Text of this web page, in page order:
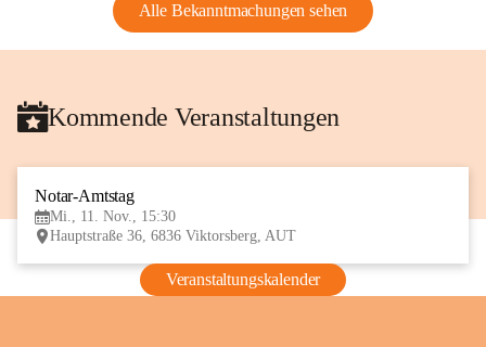
Alle Bekanntmachungen sehen
Kommende Veranstaltungen
Notar-Amtstag
Mi., 11. Nov., 15:30
Hauptstraße 36, 6836 Viktorsberg, AUT
Veranstaltungskalender